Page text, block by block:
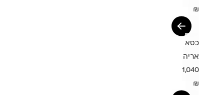
₪
כסא
אריה
1,040
₪